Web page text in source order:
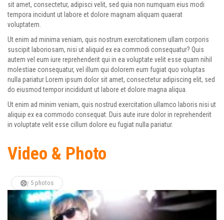
sit amet, consectetur, adipisci velit, sed quia non numquam eius modi
tempora incidunt ut labore et dolore magnam aliquam quaerat
voluptatem.
Ut enim ad minima veniam, quis nostrum exercitationem ullam corporis
suscipit laboriosam, nisi ut aliquid ex ea commodi consequatur? Quis
autem vel eum iure reprehenderit qui in ea voluptate velit esse quam nihil
molestiae consequatur, vel illum qui dolorem eum fugiat quo voluptas
nulla pariatur Lorem ipsum dolor sit amet, consectetur adipiscing elit, sed
do eiusmod tempor incididunt ut labore et dolore magna aliqua.
Ut enim ad minim veniam, quis nostrud exercitation ullamco laboris nisi ut
aliquip ex ea commodo consequat. Duis aute irure dolor in reprehenderit
in voluptate velit esse cillum dolore eu fugiat nulla pariatur.
Video & Photo
5 photos